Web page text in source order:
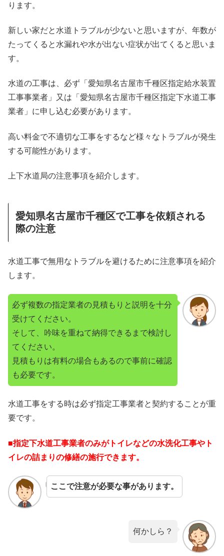
ります。
新しい家だと水道トラブルが少ないと思いますが、年数が
たってくると水漏れや水が出ない症状が出てくると思いま
す。
水道の工事は、必ず「愛知県名古屋市千種区指定給水装置
工事事業者」又は「愛知県名古屋市千種区指定下水道工事
業者」に申し込む必要があります。
高い料金で不適切な工事をするなど様々なトラブルが発生
する可能性があります。
上下水道局の注意事項を紹介します。
愛知県名古屋市千種区で工事を依頼される
際の注意
水道工事で無用なトラブルを避けるために注意事項を紹介
します。
必ず複数の指定業者の見積もりと説明を十分
受けてください。
そして、吟味を重ねて納得できるまで検討し
てください。
見積もりは有料の場合もあるので事前に確認
も必要です。
水道工事をする時は必ず指定工事業者と契約することが重
要です。
■指定下水道工事業者のみがトイレなどの水洗化工事やト
イレの詰まりの修繕の施行できます。
ここで注意が必要な事があります。
何かしら？